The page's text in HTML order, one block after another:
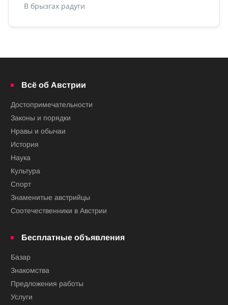
В брызгах радуги
Всё об Австрии
Достопримечательности
Законы и порядки
Нравы и обычаи
История
Наука
Культура
Спорт
Знаменитые австрийцы
Соотечественники в Австрии
Бесплатные объявления
Базар
Знакомства
Предложения работы
Услуги